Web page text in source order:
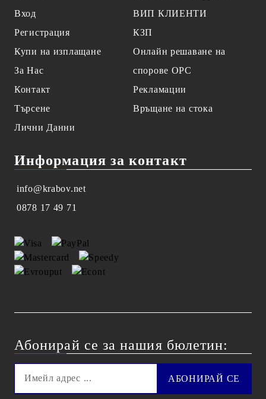
Вход
Регистрация
Купи на изплащане
За Нас
Контакт
Търсене
Лични Данни
ВИП КЛИЕНТИ
КЗП
Онлайн решаване на
спорове OPC
Рекламации
Връщане на стока
Информация за контакт
info@krabov.net
0878 17 49 71
Абонирай се за нашия бюлетин: